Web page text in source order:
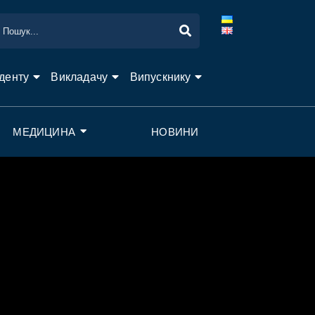
Викладачу Випускнику
МЕДИЦИНА НОВИНИ